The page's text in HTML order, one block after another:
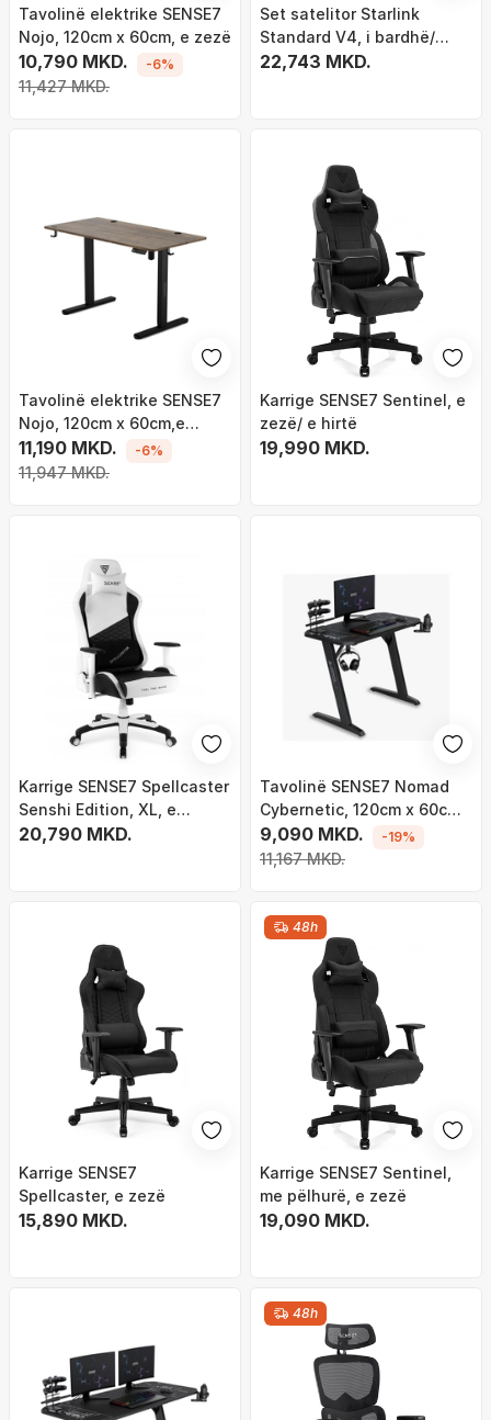
Tavolinë elektrike SENSE7
Nojo, 120cm x 60cm, e zezë
10,790 MKD.
11,427 MKD.
-6%
Set satelitor Starlink
Standard V4, i bardhë/
hirtë
22,743 MKD.
Tavolinë elektrike SENSE7
Nojo, 120cm x 60cm,e
zezë/ druri
11,190 MKD.
11,947 MKD.
-6%
Karrige SENSE7 Sentinel, e
zezë/ e hirtë
19,990 MKD.
Karrige SENSE7 Spellcaster
Senshi Edition, XL, e
bardhë
20,790 MKD.
Tavolinë SENSE7 Nomad
Cybernetic, 120cm x 60cm,
e zezë
9,090 MKD.
11,167 MKD.
-19%
Karrige SENSE7
Spellcaster, e zezë
15,890 MKD.
48h
Karrige SENSE7 Sentinel,
me pëlhurë, e zezë
19,090 MKD.
48h